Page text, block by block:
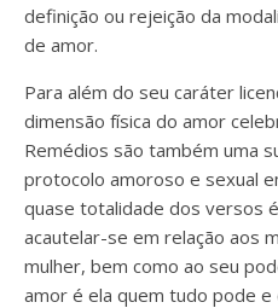
definição ou rejeição da
de amor.
Para além do seu caráter
dimensão física do amor
Remédios são também uma
protocolo amoroso e sexual
quase totalidade dos versos
acautelar-se em relação aos
mulher, bem como ao seu
amor é ela quem tudo pode e